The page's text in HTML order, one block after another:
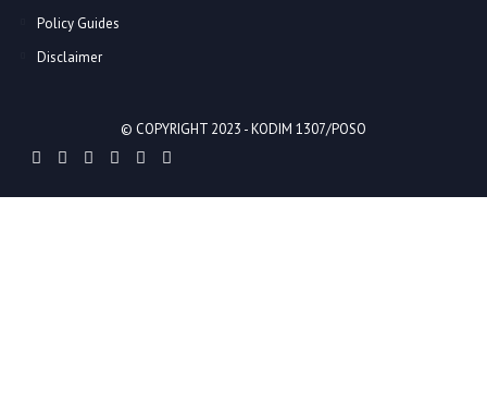
Policy Guides
Disclaimer
© COPYRIGHT 2023 -KODIM 1307/POSO